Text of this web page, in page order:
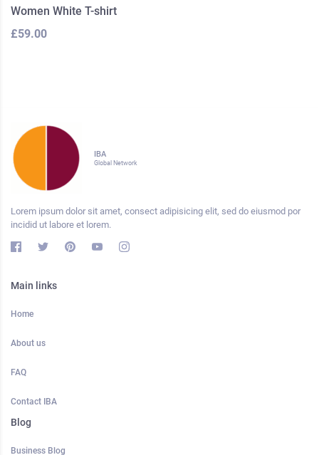
Women White T-shirt
£59.00
IBA
Global Network
Lorem ipsum dolor sit amet, consect adipisicing elit, sed do eiusmod por
incidid ut labore et lorem.
Main links
Home
About us
FAQ
Contact IBA
Blog
Business Blog